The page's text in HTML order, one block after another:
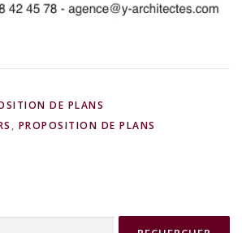
DE PLANS
, PROPOSITION DE PLANS